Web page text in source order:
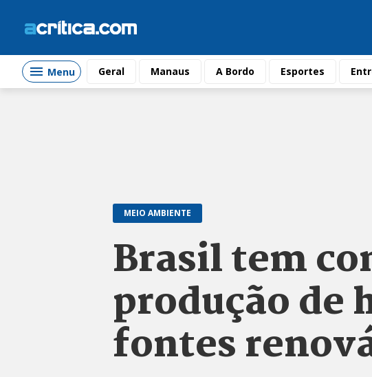
Menu Geral Manaus A Bordo Esportes
MEIO AMBIENTE
Brasil tem
produção de
fontes